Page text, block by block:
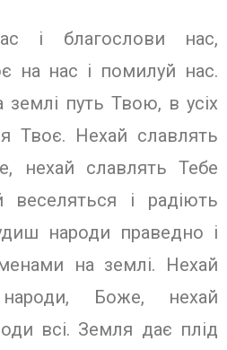
і благослови нас,
на нас і помилуй нас.
путь Твою, в усіх
Твоє. Нехай славлять
нехай славлять Тебе
веселяться і радіють
народи праведно і
на землі. Нехай
Боже, нехай
всі. Земля дає плід